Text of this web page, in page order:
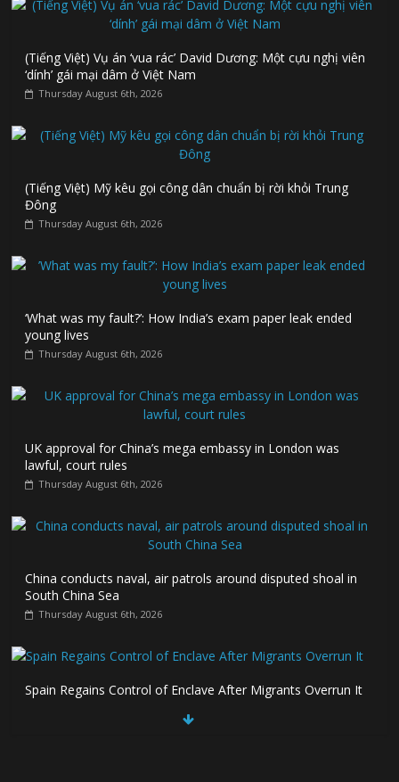
(Tiếng Việt) Vụ án ‘vua rác’ David Dương: Một cựu nghị viên
‘dính’ gái mại dâm ở Việt Nam
Thursday August 6th, 2026
(Tiếng Việt) Mỹ kêu gọi công dân chuẩn bị rời khỏi Trung
Đông
Thursday August 6th, 2026
‘What was my fault?’: How India’s exam paper leak ended
young lives
Thursday August 6th, 2026
UK approval for China’s mega embassy in London was
lawful, court rules
Thursday August 6th, 2026
China conducts naval, air patrols around disputed shoal in
South China Sea
Thursday August 6th, 2026
Spain Regains Control of Enclave After Migrants Overrun It